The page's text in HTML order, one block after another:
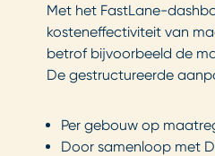
Met het FastLane-
kosteneffectiviteit van
betrof bijvoorbeeld de
De gestructureerde
Per gebouw op
Door samenloop met